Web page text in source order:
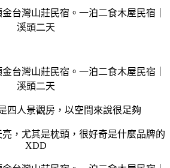
四人景觀房，以空間來說很足夠
，尤其是枕頭，很好奇是什麼品牌的
XDD